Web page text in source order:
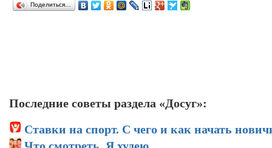
Поделиться…
Последние советы раздела «Досуг»:
Ставки на спорт. С чего и как начать